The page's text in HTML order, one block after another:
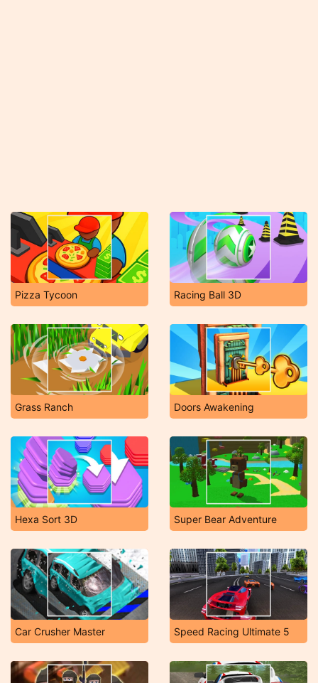
Pizza Tycoon Racing Ball 3D
Grass Ranch Doors Awakening
Hexa Sort 3D Super Bear Adventure
Car Crusher Master Speed Racing Ultimate 5